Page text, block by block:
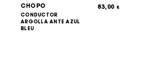
CHOPO
CONDUCTOR
ARGOLLA ANTE AZUL
BLEU
83,00€